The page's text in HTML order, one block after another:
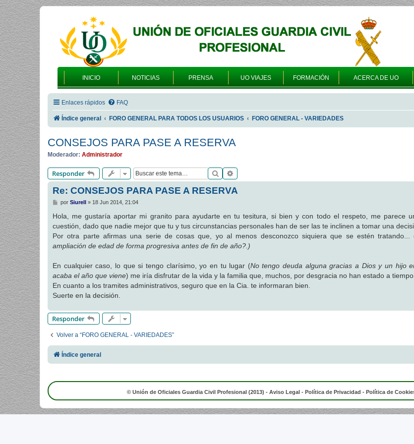
INICIO NOTICIAS PRENSA UO VIAJES FORMACIÓN ACERCA DE UO
Enlaces rápidos FAQ
Índice general FORO GENERAL PARA TODOS LOS USUARIOS FORO GENERAL - VARIEDADES
CONSEJOS PARA PASE A RESERVA
Moderador: Administrador
Responder Buscar
Re: CONSEJOS PARA PASE A RESERVA
M
n
a
j
e
por Siurell» 18 Jun 2014, 21:04
Hola, me gustaría aportar mi granito para ayudarte en tu tesitura, si bien y con todo el respeto, me parece
cuestión, dado que nadie mejor que tu y tus circunstancias personales han de ser las te inclinen a tomar una
Por otra parte afirmas una serie de cosas que, yo al menos desconozco siquiera que se estén tratando...
ampliación de edad de forma progresiva antes de fin de año?.)
En cualquier caso, lo que si tengo clarísimo, yo en tu lugar (No tengo deuda alguna gracias a Dios y un hijo
acaba el año que viene) me iría disfrutar de la vida y la familia que, muchos, por desgracia no han estado a
En cuanto a los tramites administrativos, seguro que en la Cia. te informaran bien.
Suerte en la decisión.
Responder
Volver a “FORO GENERAL - VARIEDADES”
Índice general
© Unión de Oficiales Guardia Civil Profesional (2013) - Aviso Legal - Política de Privacidad - Política de